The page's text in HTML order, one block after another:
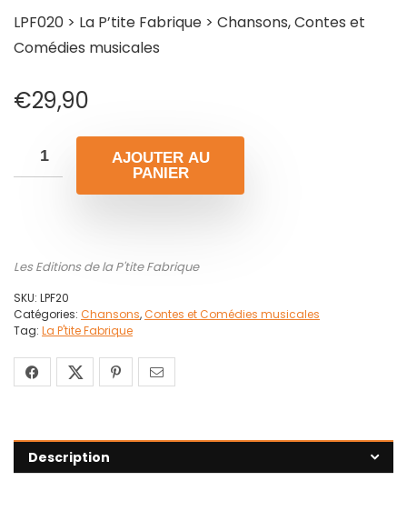
LPF020 > La P’tite Fabrique > Chansons, Contes et
Comédies musicales
€29,90
AJOUTER AU
PANIER
Les Editions de la P'tite Fabrique
SKU: LPF20
Catégories: Chansons,Contes et Comédies musicales
Tag: La P'tite Fabrique
Description